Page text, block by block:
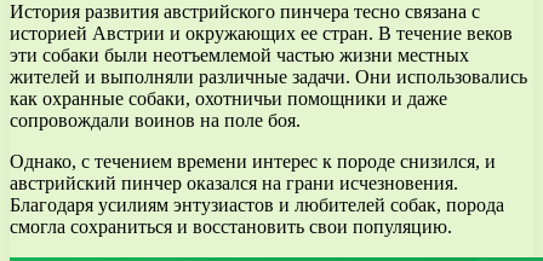
История развития австрийского пинчера тесно связана с
историей Австрии и окружающих ее стран. В течение веков
эти собаки были неотъемлемой частью жизни местных
жителей и выполняли различные задачи. Они использовались
как охранные собаки, охотничьи помощники и даже
сопровождали воинов на поле боя.
Однако, с течением времени интерес к породе снизился, и
австрийский пинчер оказался на грани исчезновения.
Благодаря усилиям энтузиастов и любителей собак, порода
смогла сохраниться и восстановить свои популяцию.